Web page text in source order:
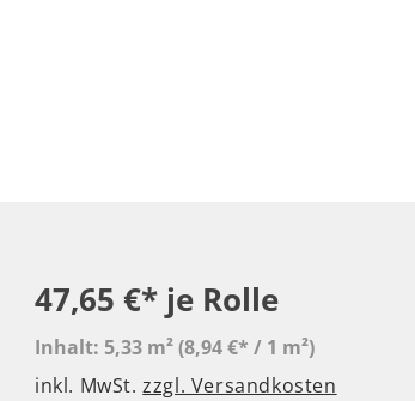
47,65 €* je Rolle
Inhalt: 5,33 m²(8,94 €* / 1 m²)
inkl. MwSt.zzgl. Versandkosten